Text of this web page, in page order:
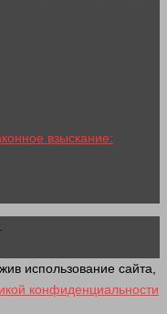
взыскание:
использование сайта,
конфиденциальности